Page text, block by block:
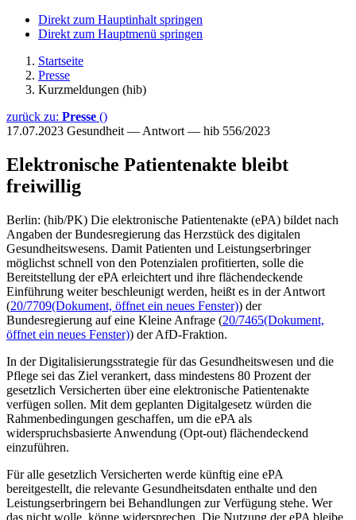
Direkt zum Hauptinhalt springen
Direkt zum Hauptmenü springen
Startseite
Presse
Kurzmeldungen (hib)
zurück zu: Presse ()
17.07.2023 Gesundheit — Antwort — hib 556/2023
Elektronische Patientenakte bleibt
freiwillig
Berlin: (hib/PK) Die elektronische Patientenakte (ePA) bildet nach
Angaben der Bundesregierung das Herzstück des digitalen
Gesundheitswesens. Damit Patienten und Leistungserbringer
möglichst schnell von den Potenzialen profitierten, solle die
Bereitstellung der ePA erleichtert und ihre flächendeckende
Einführung weiter beschleunigt werden, heißt es in der Antwort
(20/7709(Dokument, öffnet ein neues Fenster)) der
Bundesregierung auf eine Kleine Anfrage (20/7465(Dokument,
öffnet ein neues Fenster)) der AfD-Fraktion.
In der Digitalisierungsstrategie für das Gesundheitswesen und die
Pflege sei das Ziel verankert, dass mindestens 80 Prozent der
gesetzlich Versicherten über eine elektronische Patientenakte
verfügen sollen. Mit dem geplanten Digitalgesetz würden die
Rahmenbedingungen geschaffen, um die ePA als
widerspruchsbasierte Anwendung (Opt-out) flächendeckend
einzuführen.
Für alle gesetzlich Versicherten werde künftig eine ePA
bereitgestellt, die relevante Gesundheitsdaten enthalte und den
Leistungserbringern bei Behandlungen zur Verfügung stehe. Wer
das nicht wolle, könne widersprechen. Die Nutzung der ePA bleibe